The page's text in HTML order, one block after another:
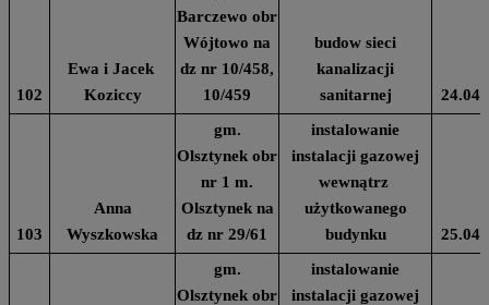
102
Ewa i Jacek
Koziccy
Barczewo obr
Wójtowo na
dz nr 10/458,
10/459
budow sieci
kanalizacji
sanitarnej
103
Anna
Wyszkowska
gm.
Olsztynek obr
nr 1 m.
Olsztynek na
dz nr 29/61
instalowanie
instalacji gazowej
wewnątrz
użytkowanego
budynku
gm.
Olsztynek obr
instalowanie
instalacji gazowej